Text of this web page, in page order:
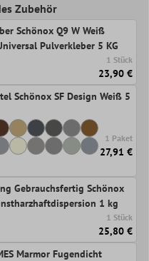
Zubehör
Schönox Q9 W Weiß
Pulverkleber 5 KG
1 Stück
23,90 €
Schönox SF Design Weiß 5
1 Paket
27,91 €
Gebrauchsfertig Schönox
1 kg
1 Stück
25,80 €
Marmor Fugendicht